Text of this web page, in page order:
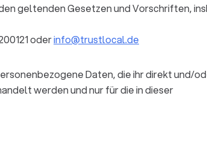
geltenden Gesetzen und Vorschriften,
oderinfo@trustlocal.de
Daten, die ihr direkt und/
werden und nur für die in dieser